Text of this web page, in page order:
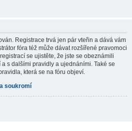
Registrace trvá jen pár vteřin a dává vám
fóra též může dávat rozšířené pravomoci
se ujistěte, že jste se obeznámili
s dalšími pravidly a ujednáními. Také se
která se na fóru objeví.
soukromí